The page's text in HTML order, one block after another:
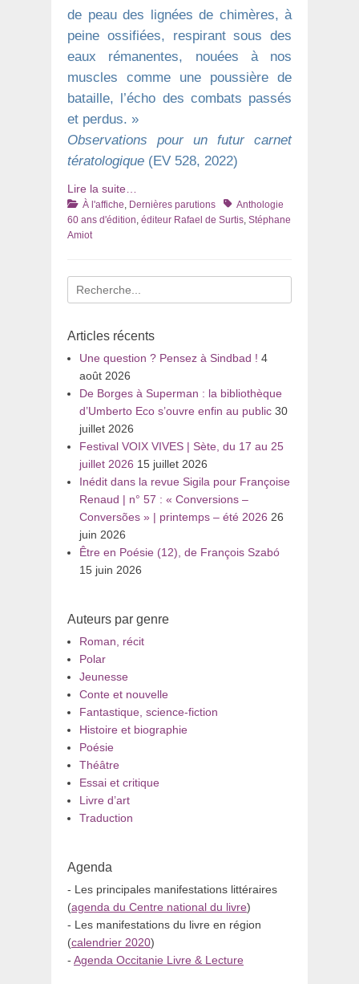
de peau des lignées de chimères, à
peine ossifiées, respirant sous des
eaux rémanentes, nouées à nos
muscles comme une poussière de
bataille, l’écho des combats passés
et perdus. »
Observations pour un futur carnet
tératologique (EV 528, 2022)
Lire la suite…
Catégories
À l'affiche Dernières parutions TagsAnthologie
60 ans d'édition éditeur Rafael de Surtis Stéphane
Amiot
Recherche
pour
Articles récents
Une question ? Pensez à Sindbad ! 4
août 2026
De Borges à Superman : la bibliothèque
d’Umberto Eco s’ouvre enfin au public 30
juillet 2026
Festival VOIX VIVES | Sète, du 17 au 25
juillet 2026 15 juillet 2026
Inédit dans la revue Sigila pour Françoise
Renaud | n° 57 : « Conversions –
Conversões » | printemps – été 2026 26
juin 2026
Être en Poésie (12), de François Szabó
15 juin 2026
Auteurs par genre
Roman, récit
Polar
Jeunesse
Conte et nouvelle
Fantastique, science-fiction
Histoire et biographie
Poésie
Théâtre
Essai et critique
Livre d’art
Traduction
Agenda
- Les principales manifestations littéraires
(agenda du Centre national du livre)
- Les manifestations du livre en région
(calendrier 2020)
- Agenda Occitanie Livre & Lecture